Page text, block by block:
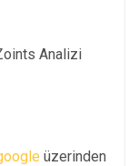
Analizi
üzerinden